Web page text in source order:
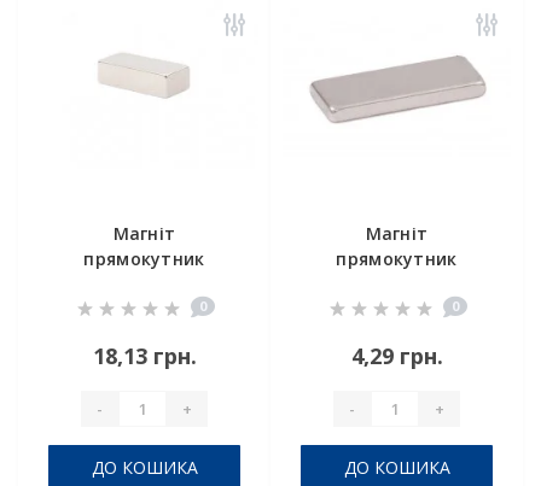
Магніт
прямокутник
0
18,13 грн.
- +
ДО КОШИКА
Магніт
прямокутник
0
4,29 грн.
- +
ДО КОШИКА